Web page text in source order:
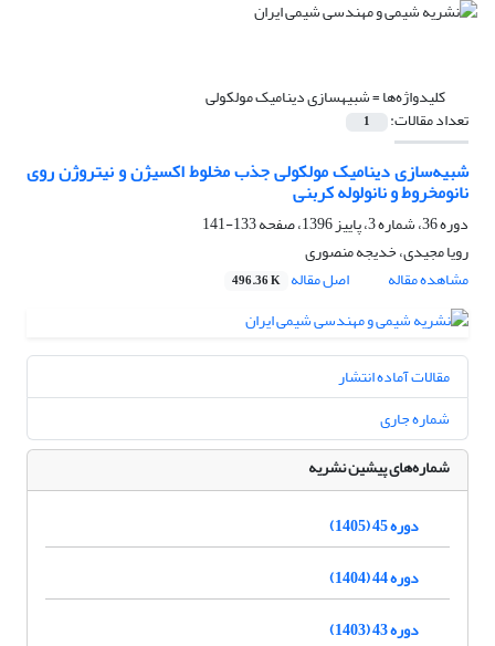
کلیدواژه‌ها =شبیه‎سازی دینامیک مولکولی
تعداد مقالات: 1
شبیه‌سازی دینامیک مولکولی جذب مخلوط اکسیژن و نیتروژن روی
نانومخروط‌ و نانولوله کربنی
دوره 36، شماره 3، پاییز 1396، صفحه
133-141
رویا مجیدی، خدیجه منصوری
مشاهده مقاله
اصل مقاله 496.36 K
مقالات آماده انتشار
شماره جاری
شماره‌های پیشین نشریه
دوره 45 (1405)
دوره 44 (1404)
دوره 43 (1403)